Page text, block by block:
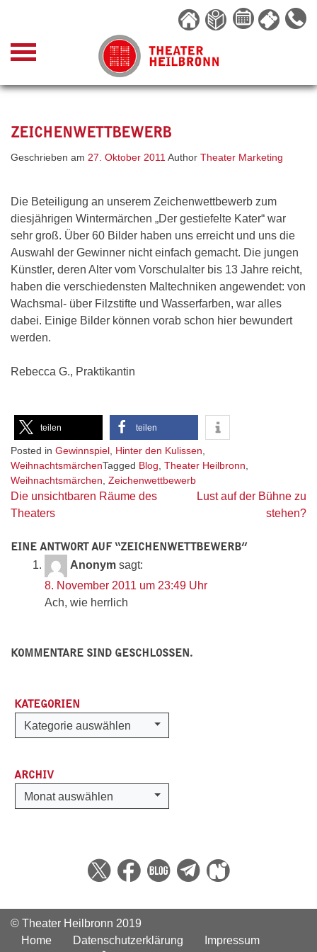
content
ZEICHENWETTBEWERB
Geschrieben am 27. Oktober 2011 Author Theater Marketing
Die Beteiligung an unserem Zeichenwettbewerb zum
diesjährigen Wintermärchen „Der gestiefelte Kater“ war
sehr groß. Über 60 Bilder haben uns erreicht und uns die
Auswahl der Gewinner nicht einfach gemacht. Die jungen
Künstler, deren Alter vom Vorschulalter bis 13 Jahre reicht,
haben die verschiedensten Maltechniken angewendet: von
Wachsmal- über Filzstifte und Wasserfarben, war alles
dabei. Einige Bilder können vorab schon hier bewundert
werden.
Rebecca G., Praktikantin
teilen teilen
Posted in Gewinnspiel Hinter den Kulissen
WeihnachtsmärchenTagged Blog Theater Heilbronn
Weihnachtsmärchen Zeichenwettbewerb
Beitragsnavigation
Die unsichtbaren Räume des
Theaters
Lust auf der Bühne zu
stehen?
EINE ANTWORT AUF “ZEICHENWETTBEWERB”
Anonym sagt:
8. November 2011 um 23:49 Uhr
Ach, wie herrlich
KOMMENTARE SIND GESCHLOSSEN.
KATEGORIEN
Kategorien
Kategorie auswählen
ARCHIV
Archiv
Monat auswählen
© Theater Heilbronn 2019
Home
Datenschutzerklärung
Impressum